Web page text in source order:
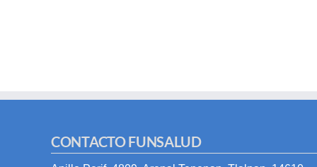
CONTACTO FUNSALUD